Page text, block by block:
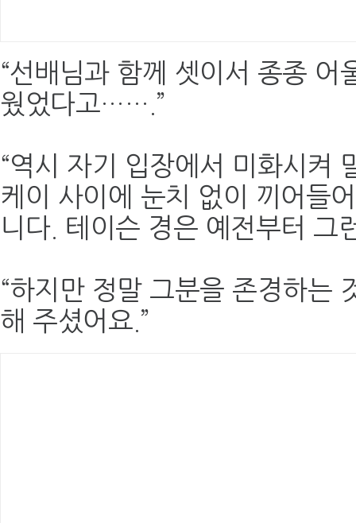
“선배님과 함께 셋이서 종종 어
웠었다고…….”
“역시 자기 입장에서 미화시켜
케이 사이에 눈치 없이 끼어들
니다. 테이슨 경은 예전부터 그
“하지만 정말 그분을 존경하는
해 주셨어요.”